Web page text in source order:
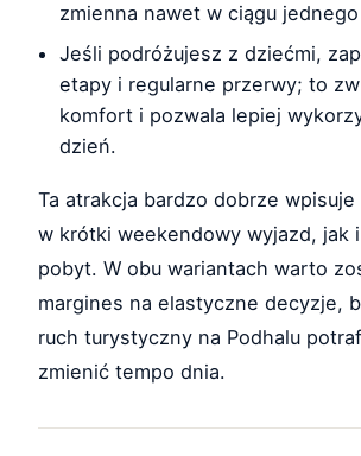
zmienna nawet w ciągu
Jeśli podróżujesz z dziećmi,
etapy i regularne przerwy; to
komfort i pozwala lepiej
dzień.
Ta atrakcja bardzo dobrze
w krótki weekendowy wyjazd, jak i
pobyt. W obu wariantach warto
margines na elastyczne decyzje,
ruch turystyczny na Podhalu
zmienić tempo dnia.